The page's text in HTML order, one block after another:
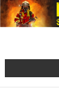
Skip
to
content